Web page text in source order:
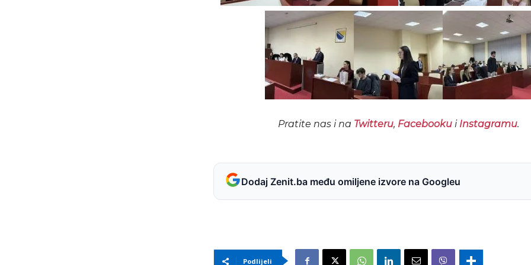
Pratite nas i na Twitteru, Facebookui Instagramu.
Dodaj Zenit.ba među omiljene izvore na Googleu
Podlijeli